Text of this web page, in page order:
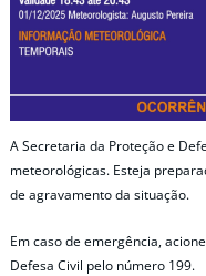
A Secretaria da Proteção e
meteorológicas. Esteja
de agravamento da situação.
Em caso de emergência,
Defesa Civil pelo número 199.